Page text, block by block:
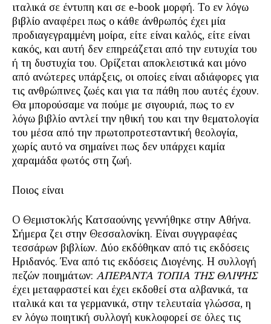
ιταλικά σε έντυπη και σε e-book μορφή. Το εν λόγω
βιβλίο αναφέρει πως ο κάθε άνθρωπός έχει μία
προδιαγεγραμμένη μοίρα, είτε είναι καλός, είτε είναι
κακός, και αυτή δεν επηρεάζεται από την ευτυχία του
ή τη δυστυχία του. Ορίζεται αποκλειστικά και μόνο
από ανώτερες υπάρξεις, οι οποίες είναι αδιάφορες για
τις ανθρώπινες ζωές και για τα πάθη που αυτές έχουν.
Θα μπορούσαμε να πούμε με σιγουριά, πως το εν
λόγω βιβλίο αντλεί την ηθική του και την θεματολογία
του μέσα από την πρωτοπροτεσταντική θεολογία,
χωρίς αυτό να σημαίνει πως δεν υπάρχει καμία
χαραμάδα φωτός στη ζωή.
Ποιος είναι
Ο Θεμιστοκλής Κατσαούνης γεννήθηκε στην Αθήνα.
Σήμερα ζει στην Θεσσαλονίκη. Είναι συγγραφέας
τεσσάρων βιβλίων. Δύο εκδόθηκαν από τις εκδόσεις
Ηριδανός. Ένα από τις εκδόσεις Διογένης. Η συλλογή
πεζών ποιημάτων: ΑΠΕΡΑΝΤΑ ΤΟΠΙΑ ΤΗΣ ΘΛΙΨΗΣ
έχει μεταφραστεί και έχει εκδοθεί στα αλβανικά, τα
ιταλικά και τα γερμανικά, στην τελευταία γλώσσα, η
εν λόγω ποιητική συλλογή κυκλοφορεί σε όλες τις